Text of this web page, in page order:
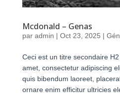
Mcdonald – Genas
par admin | Oct 23, 2025 |
Ceci est un titre secondaire
amet, consectetur adipiscing
quis bibendum laoreet,
ornare enim efficitur ultricies